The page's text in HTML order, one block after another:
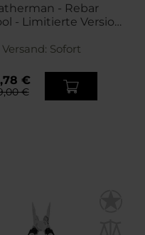
- Rebar
- Limitierte Version
Versand: Sofort
€
€